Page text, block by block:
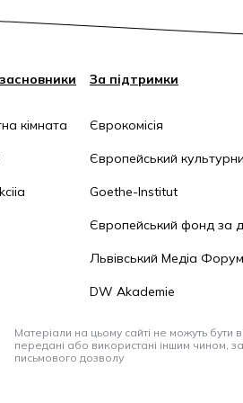
кімната
За підтримки
Єврокомісія
Європейський
Goethe-Institut
Європейський фонд за
Львівський Медіа Форум
DW Akademie
Матеріали на цьому сайті не можуть бути
передані або використані іншим чином,
письмового дозволу